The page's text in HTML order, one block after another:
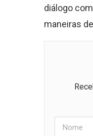
diálogo
maneiras